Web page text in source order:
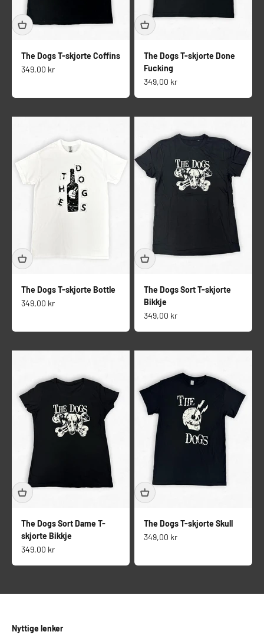
The Dogs T-skjorte Coffins
Salgspris
349,00 kr
The Dogs T-skjorte Done
Fucking
Salgspris
349,00 kr
The Dogs T-skjorte Bottle
Salgspris
349,00 kr
The Dogs Sort T-skjorte
Bikkje
Salgspris
349,00 kr
The Dogs Sort Dame T-
skjorte Bikkje
Salgspris
349,00 kr
The Dogs T-skjorte Skull
Salgspris
349,00 kr
Nyttige lenker